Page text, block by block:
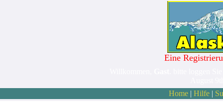
Eine
Home| Hilfe|